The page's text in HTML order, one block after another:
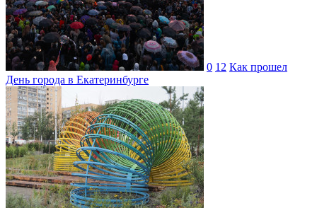
0 12 Как прошел
День города в Екатеринбурге